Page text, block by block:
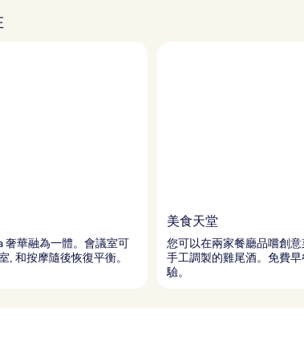
奢華融為一體。會議室可
, 和按摩隨後恢復平衡。
美食天堂
您可以在兩家餐廳品嚐創
手工調製的雞尾酒。免費
驗。